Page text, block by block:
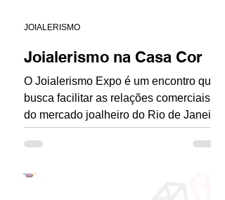
Joialerismo na Casa Cor
O Joialerismo Expo é um encontro que
busca facilitar as relações comerciais
do mercado joalheiro do Rio de Janeiro
com a venda direta do...
JOIALERISMO